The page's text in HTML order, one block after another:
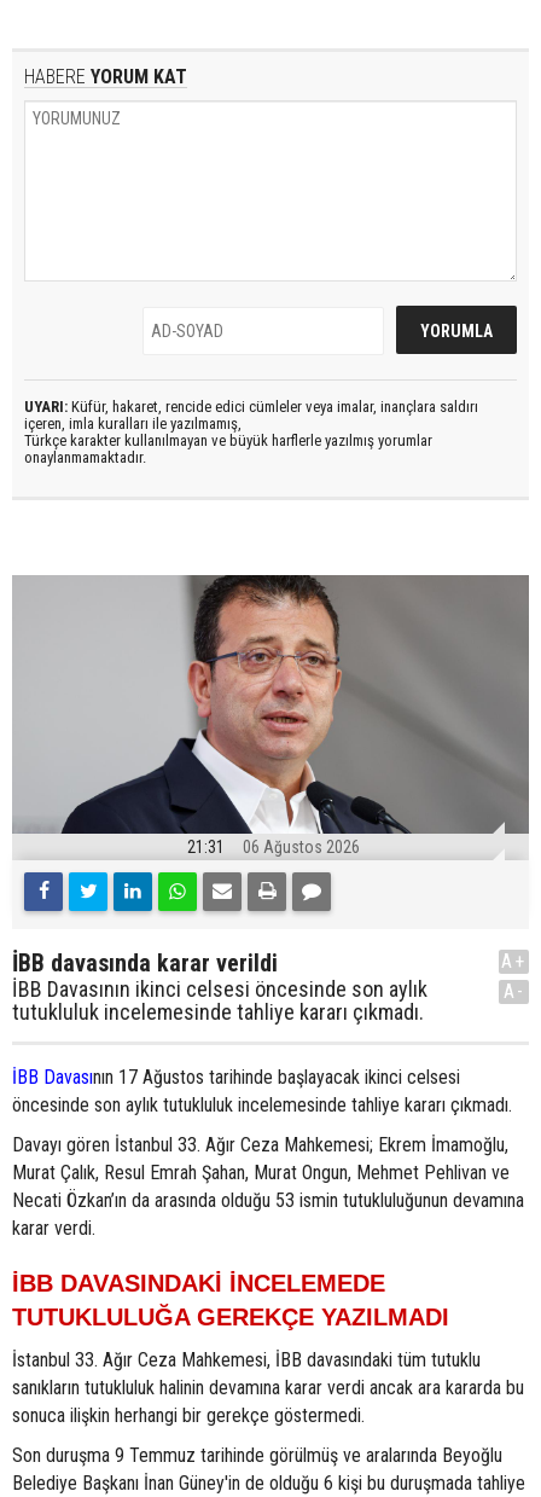
HABERE YORUM KAT
UYARI: Küfür, hakaret, rencide edici cümleler veya imalar, inançlara saldırı
içeren, imla kuralları ile yazılmamış,
Türkçe karakter kullanılmayan ve büyük harflerle yazılmış yorumlar
onaylanmamaktadır.
21:31 06 Ağustos 2026
İBB davasında karar verildi
İBB Davasının ikinci celsesi öncesinde son aylık
tutukluluk incelemesinde tahliye kararı çıkmadı.
A+
A-
İBB Davasının 17 Ağustos tarihinde başlayacak ikinci celsesi
öncesinde son aylık tutukluluk incelemesinde tahliye kararı çıkmadı.
Davayı gören İstanbul 33. Ağır Ceza Mahkemesi; Ekrem İmamoğlu,
Murat Çalık, Resul Emrah Şahan, Murat Ongun, Mehmet Pehlivan ve
Necati Özkan’ın da arasında olduğu 53 ismin tutukluluğunun devamına
karar verdi.
İBB DAVASINDAKİ İNCELEMEDE
TUTUKLULUĞA GEREKÇE YAZILMADI
İstanbul 33. Ağır Ceza Mahkemesi, İBB davasındaki tüm tutuklu
sanıkların tutukluluk halinin devamına karar verdi ancak ara kararda bu
sonuca ilişkin herhangi bir gerekçe göstermedi.
Son duruşma 9 Temmuz tarihinde görülmüş ve aralarında Beyoğlu
Belediye Başkanı İnan Güney'in de olduğu 6 kişi bu duruşmada tahliye